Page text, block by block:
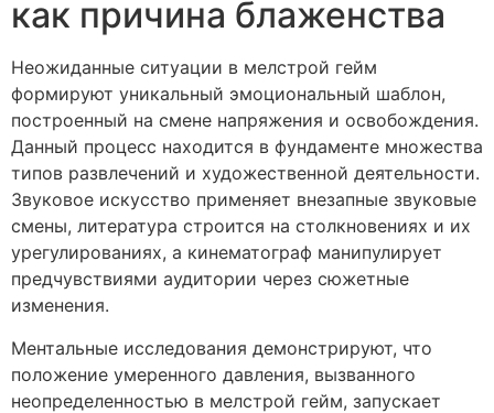
как причина блаженства
Неожиданные ситуации в мелстрой гейм
формируют уникальный эмоциональный шаблон,
построенный на смене напряжения и освобождения.
Данный процесс находится в фундаменте множества
типов развлечений и художественной деятельности.
Звуковое искусство применяет внезапные звуковые
смены, литература строится на столкновениях и их
урегулированиях, а кинематограф манипулирует
предчувствиями аудитории через сюжетные
изменения.
Ментальные исследования демонстрируют, что
положение умеренного давления, вызванного
неопределенностью в мелстрой гейм, запускает